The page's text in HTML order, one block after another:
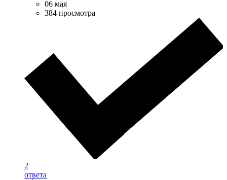
06 мая
384 просмотра
2
ответа